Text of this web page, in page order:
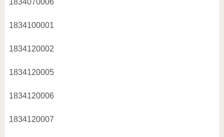
1834070006
1834100001
1834120002
1834120005
1834120006
1834120007